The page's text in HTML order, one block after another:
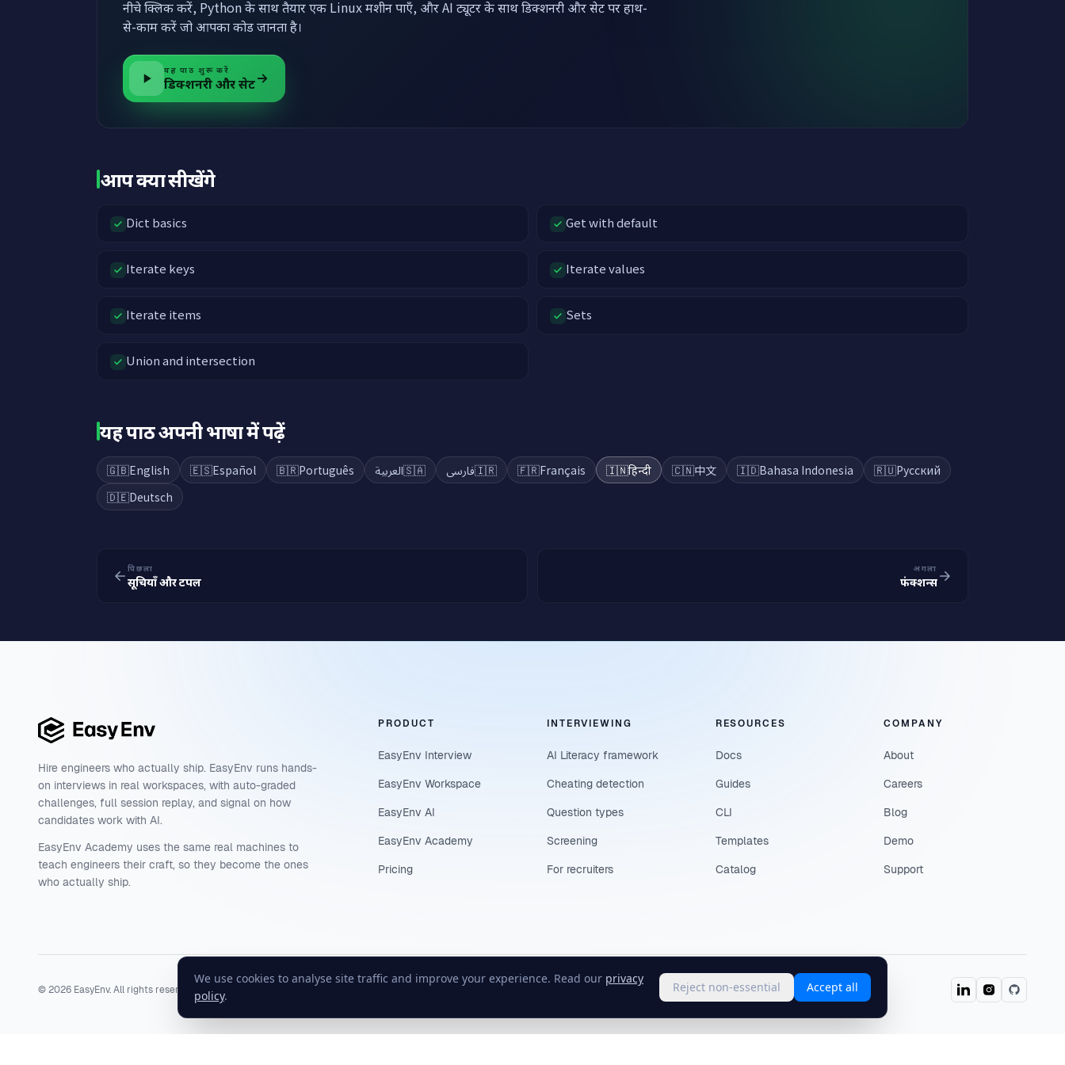
We use cookies to analyse site traffic and improve your experience. Read our privacy
policy.
Reject non-essential Accept all
नीचे क्लिक करें, Python के साथ तैयार एक Linux मशीन पाएँ, और AI ट्यूटर के साथ डिक्शनरी और सेट पर हाथ-
से-काम करें जो आपका कोड जानता है।
यह पाठ शुरू करें
डिक्शनरी और सेट
आप क्या सीखेंगे
Dict basics Get with default
Iterate keys Iterate values
Iterate items Sets
Union and intersection
यह पाठ अपनी भाषा में पढ़ें
🇬🇧English 🇪🇸Español 🇧🇷Português 🇸🇦العربية 🇮🇷فارسی 🇫🇷Français 🇮🇳हिन्दी 🇨🇳中文 🇮🇩Bahasa Indonesia 🇷🇺Русский
🇩🇪Deutsch
पिछला
सूचियाँ और टपल
अगला
फंक्शन्स
Hire engineers who actually ship. EasyEnv runs hands-
on interviews in real workspaces, with auto-graded
challenges, full session replay, and signal on how
candidates work with AI.
EasyEnv Academy uses the same real machines to
teach engineers their craft, so they become the ones
who actually ship.
PRODUCT
EasyEnv Interview
EasyEnv Workspace
EasyEnv AI
EasyEnv Academy
Pricing
INTERVIEWING
AI Literacy framework
Cheating detection
Question types
Screening
For recruiters
RESOURCES
Docs
Guides
CLI
Templates
Catalog
COMPANY
About
Careers
Blog
Demo
Support
©2026 EasyEnv. All rights reserved. Terms Status